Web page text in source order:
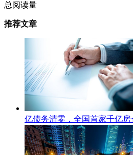
总阅读量
推荐文章
亿债务清零，全国首家千亿